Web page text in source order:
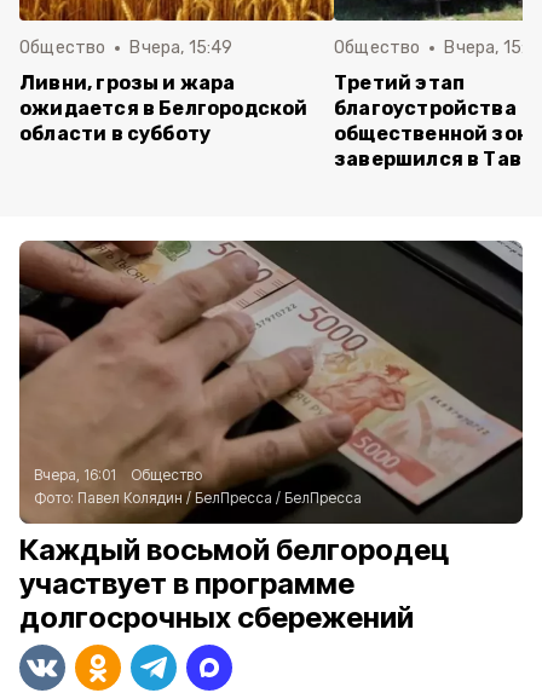
Общество Вчера, 15:49
Ливни, грозы и жара
ожидается в Белгородской
области в субботу
Общество Вчера,
Третий этап
благоустройства
общественной
завершился в
Вчера, 16:01
Общество
Фото: Павел Колядин / БелПресса / БелПресса
Каждый восьмой белгородец
участвует в программе
долгосрочных сбережений